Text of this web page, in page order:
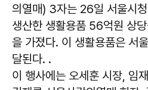
의열매) 3자는 26일 서울시
생산한 생활용품 56억원 상
을 가졌다. 이 생활용품은 서
달된다. .
이 행사에는 오세훈 시장, 임